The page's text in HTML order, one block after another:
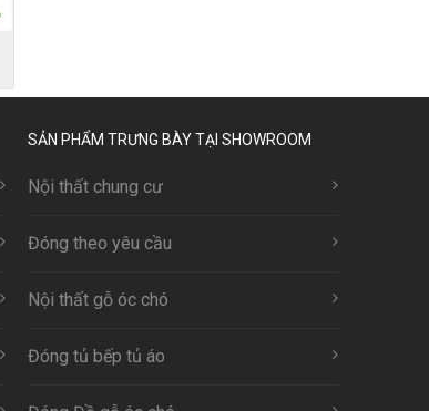
SẢN PHẨM TRƯNG BÀY TẠI SHOWROOM
Nội thất chung cư
Đóng theo yêu cầu
Nội thất gỗ óc chó
Đóng tủ bếp tủ áo